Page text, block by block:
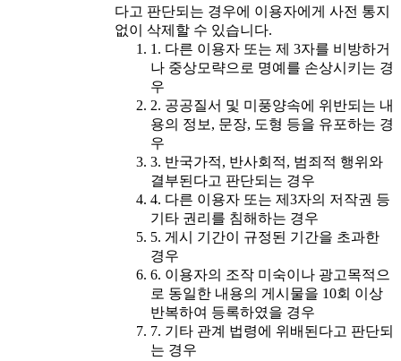
다고 판단되는 경우에 이용자에게 사전 통지
없이 삭제할 수 있습니다.
1. 다른 이용자 또는 제 3자를 비방하거
나 중상모략으로 명예를 손상시키는 경
우
2. 공공질서 및 미풍양속에 위반되는 내
용의 정보, 문장, 도형 등을 유포하는 경
우
3. 반국가적, 반사회적, 범죄적 행위와
결부된다고 판단되는 경우
4. 다른 이용자 또는 제3자의 저작권 등
기타 권리를 침해하는 경우
5. 게시 기간이 규정된 기간을 초과한
경우
6. 이용자의 조작 미숙이나 광고목적으
로 동일한 내용의 게시물을 10회 이상
반복하여 등록하였을 경우
7. 기타 관계 법령에 위배된다고 판단되
는 경우